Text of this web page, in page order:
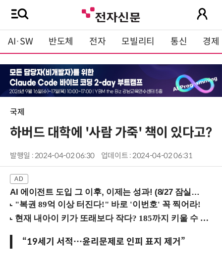
AI·SW 반도체 전자 모빌리티 통신 경제
국제
하버드 대학에 '사람 가죽' 책이 있다고?
발행일 : 2024-04-02 06:30 업데이트 : 2024-04-02 06:31
AI 에이전트 도입 그 이후, 이제는 성과! (8/27 잠실역)
“19세기 서적…윤리문제로 인피 표지 제거”